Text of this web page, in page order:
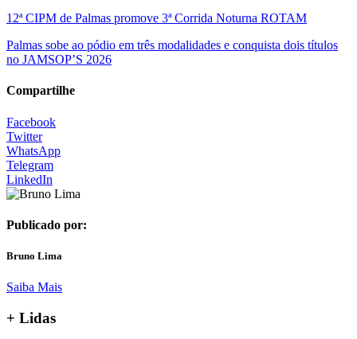
12ª CIPM de Palmas promove 3ª Corrida Noturna ROTAM
Palmas sobe ao pódio em três modalidades e conquista dois títulos
no JAMSOP’S 2026
Compartilhe
Facebook
Twitter
WhatsApp
Telegram
LinkedIn
Publicado por:
Bruno Lima
Saiba Mais
+ Lidas